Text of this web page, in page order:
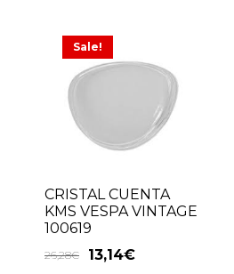
Sale!
CRISTAL CUENTA
KMS VESPA VINTAGE
100619
26,28€ 13,14€